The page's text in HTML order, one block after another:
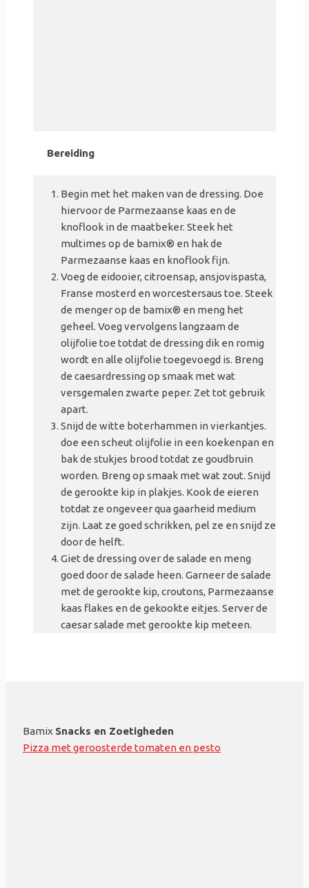
Bereiding
Begin met het maken van de dressing. Doe
hiervoor de Parmezaanse kaas en de
knoflook in de maatbeker. Steek het
multimes op de bamix® en hak de
Parmezaanse kaas en knoflook fijn.
Voeg de eidooier, citroensap, ansjovispasta,
Franse mosterd en worcestersaus toe. Steek
de menger op de bamix® en meng het
geheel. Voeg vervolgens langzaam de
olijfolie toe totdat de dressing dik en romig
wordt en alle olijfolie toegevoegd is. Breng
de caesardressing op smaak met wat
versgemalen zwarte peper. Zet tot gebruik
apart.
Snijd de witte boterhammen in vierkantjes.
doe een scheut olijfolie in een koekenpan en
bak de stukjes brood totdat ze goudbruin
worden. Breng op smaak met wat zout. Snijd
de gerookte kip in plakjes. Kook de eieren
totdat ze ongeveer qua gaarheid medium
zijn. Laat ze goed schrikken, pel ze en snijd ze
door de helft.
Giet de dressing over de salade en meng
goed door de salade heen. Garneer de salade
met de gerookte kip, croutons, Parmezaanse
kaas flakes en de gekookte eitjes. Server de
caesar salade met gerookte kip meteen.
Bamix Snacks en Zoetigheden
Pizza met geroosterde tomaten en pesto